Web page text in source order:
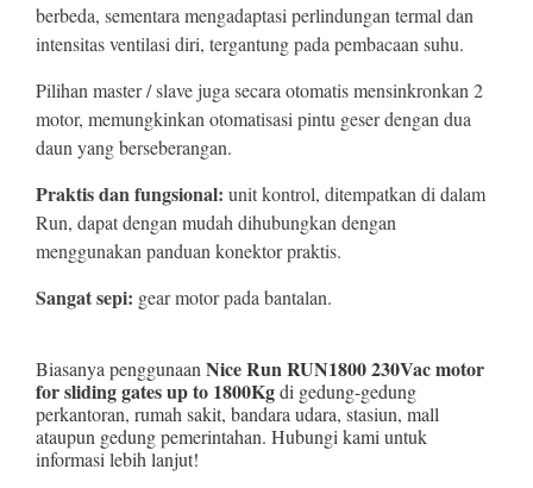
berbeda, sementara mengadaptasi perlindungan termal dan
intensitas ventilasi diri, tergantung pada pembacaan suhu.
Pilihan master / slave juga secara otomatis mensinkronkan 2
motor, memungkinkan otomatisasi pintu geser dengan dua
daun yang berseberangan.
Praktis dan fungsional: unit kontrol, ditempatkan di dalam
Run, dapat dengan mudah dihubungkan dengan
menggunakan panduan konektor praktis.
Sangat sepi: gear motor pada bantalan.
Biasanya penggunaan Nice Run RUN1800 230Vac motor
for sliding gates up to 1800Kgdi gedung-gedung
perkantoran, rumah sakit, bandara udara, stasiun, mall
ataupun gedung pemerintahan. Hubungi kami untuk
informasi lebih lanjut!